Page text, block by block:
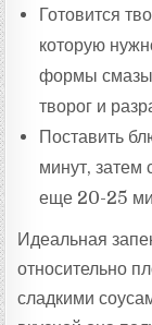
Готовится
которую
формы
творог и
Поставить
минут, затем
еще 20-25
Идеальная
относительно
сладкими